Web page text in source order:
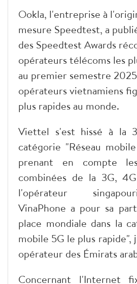
Ookla, l'entreprise à
mesure Speedtest, a
des Speedtest Awards
opérateurs télécoms les
au premier semestre
opérateurs vietnamiens
plus rapides au monde.
Viettel s'est hissé à la
catégorie "Réseau
prenant en compte
combinées de la 3G,
l'opérateur
VinaPhone a pour sa
place mondiale dans la
mobile 5G le plus
opérateur des Émirats
Concernant l'Internet